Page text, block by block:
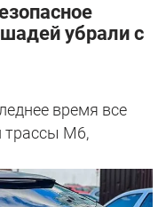
убрали с
время все
трассы М6,